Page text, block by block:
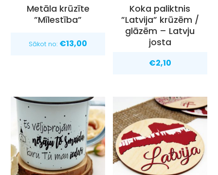
Metāla krūzīte
”Mīlestība”
Sākot no: €13,00
Koka paliktnis
”Latvija” krūzēm /
glāzēm – Latvju
josta
€2,10